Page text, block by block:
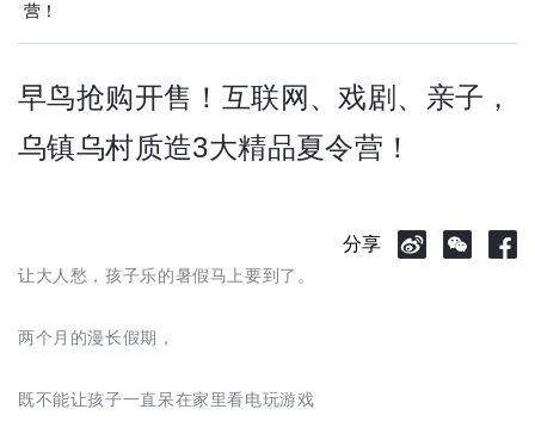
营！
早鸟抢购开售！互联网、戏剧、亲子，
乌镇乌村质造3大精品夏令营！
分享
让大人愁，孩子乐的暑假马上要到了。
两个月的漫长假期，
既不能让孩子一直呆在家里看电玩游戏